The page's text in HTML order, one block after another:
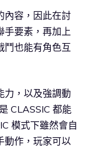
內容，因此在討
手要素，再加上
鬥也能有角色互
力，以及強調動
CLASSIC 都能
模式下雖然會自
動作，玩家可以